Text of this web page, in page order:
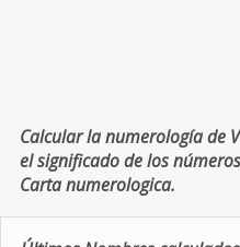
Calcular la numerología de
el significado de los
Carta numerologica.